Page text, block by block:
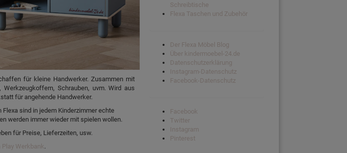
für kleine Handwerker. Zusammen mit
Werkzeugkoffern, Schrauben, uvm. Wird aus
für angehende Handwerker.
Flexa sind in jedem Kinderzimmer echte
werden immer wieder mit spielen wollen.
für Preise, Lieferzeiten, usw.
Play Werkbank.
Schreibtische
Flexa Taschen und Zubehör
Der Flexa Möbel Blog
Über kindermoebel-24.de
Datenschutzerklärung
Instagram-Datenschutz
Facebook-Datenschutz
Facebook
Twitter
Instagram
Pinterest